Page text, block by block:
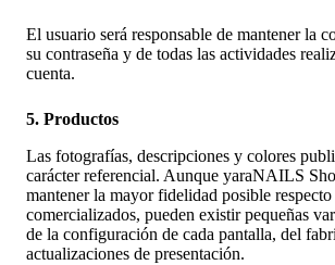
El usuario será responsable de mantener la
su contraseña y de todas las actividades
cuenta.
5. Productos
Las fotografías, descripciones y colores
carácter referencial. Aunque yaraNAILS
mantener la mayor fidelidad posible
comercializados, pueden existir pequeñas
de la configuración de cada pantalla, del
actualizaciones de presentación.